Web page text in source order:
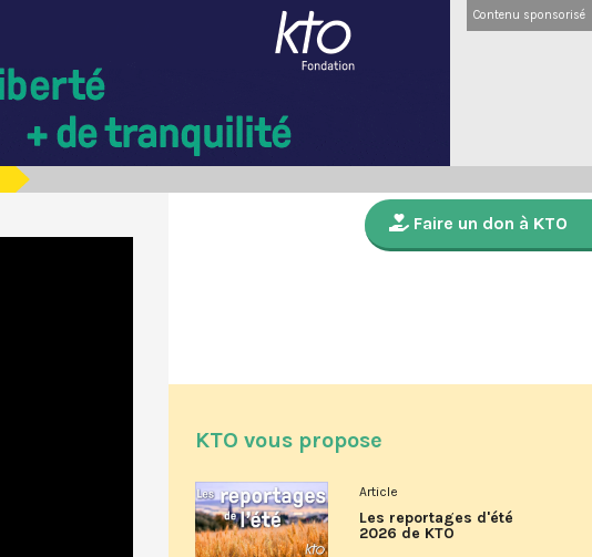
Contenu sponsorisé
Faire un don à KTO
KTO vous propose
Article
Les reportages d'été
2026 de KTO